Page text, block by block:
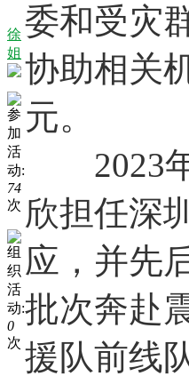
徐
姐
参
加
活
动:
74
次
组
织
活
动:
0
次
委和受灾
协助相关
元。
2023年
欣担任深
应，并先
批次奔赴
援队前线